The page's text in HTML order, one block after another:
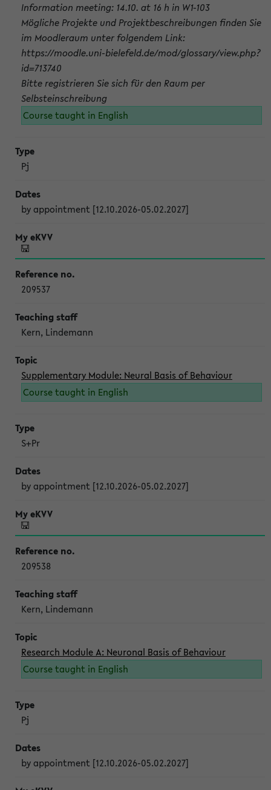
Information meeting: 14.10. at 16 h in W1-103
Mögliche Projekte und Projektbeschreibungen finden Sie
im Moodleraum unter folgendem Link:
https://moodle.uni-bielefeld.de/mod/glossary/view.php?
id=713740
Bitte registrieren Sie sich für den Raum per
Selbsteinschreibung
Course taught in English
Pj
by appointment [12.10.2026-05.02.2027]
209537
Kern, Lindemann
Supplementary Module: Neural Basis of Behaviour
Course taught in English
S+Pr
by appointment [12.10.2026-05.02.2027]
209538
Kern, Lindemann
Research Module A: Neuronal Basis of Behaviour
Course taught in English
Pj
by appointment [12.10.2026-05.02.2027]